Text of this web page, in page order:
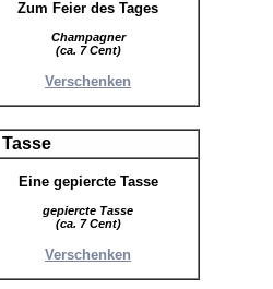
Zum Feier des Tages
Champagner
(ca. 7 Cent)
Verschenken
Tasse
Eine gepiercte Tasse
gepiercte Tasse
(ca. 7 Cent)
Verschenken